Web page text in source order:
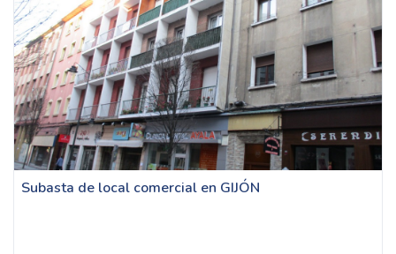
Subasta de local comercial en GIJÓN